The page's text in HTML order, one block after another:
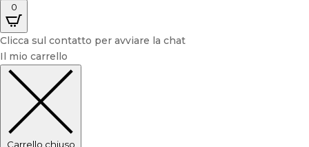
0
Clicca sul contatto per avviare la chat
Il mio carrello
Carrello chiuso